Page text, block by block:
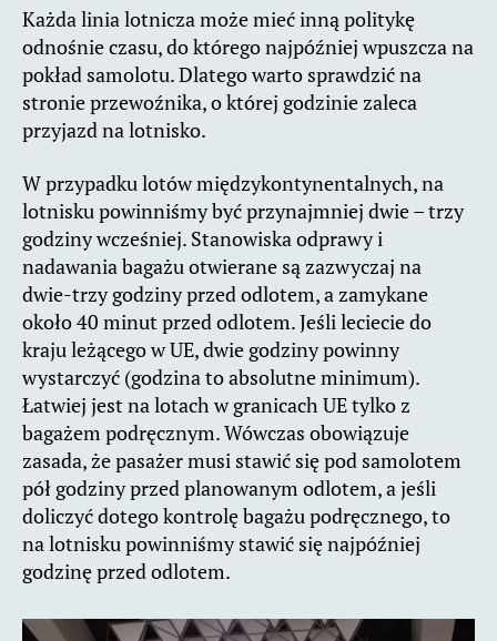
Każda linia lotnicza może mieć inną politykę
odnośnie czasu, do którego najpóźniej wpuszcza na
pokład samolotu. Dlatego warto sprawdzić na
stronie przewoźnika, o której godzinie zaleca
przyjazd na lotnisko.
W przypadku lotów międzykontynentalnych, na
lotnisku powinniśmy być przynajmniej dwie – trzy
godziny wcześniej. Stanowiska odprawy i
nadawania bagażu otwierane są zazwyczaj na
dwie-trzy godziny przed odlotem, a zamykane
około 40 minut przed odlotem. Jeśli leciecie do
kraju leżącego w UE, dwie godziny powinny
wystarczyć (godzina to absolutne minimum).
Łatwiej jest na lotach w granicach UE tylko z
bagażem podręcznym. Wówczas obowiązuje
zasada, że pasażer musi stawić się pod samolotem
pół godziny przed planowanym odlotem, a jeśli
doliczyć dotego kontrolę bagażu podręcznego, to
na lotnisku powinniśmy stawić się najpóźniej
godzinę przed odlotem.